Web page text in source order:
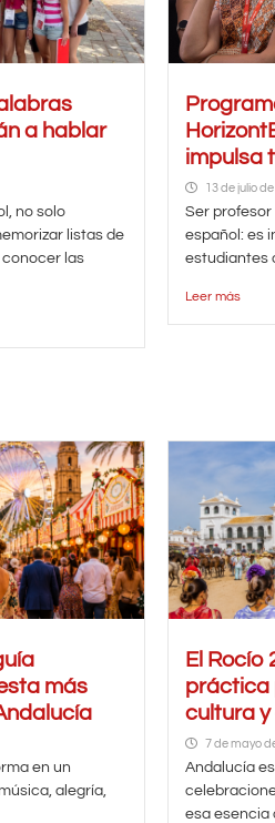
a hablar
no solo
listas de
conocer las
impulsa
13 de julio
Ser
español: es
estudiantes
Leer más
más
en un
alegría,
El Rocío
práctica
cultura
7 de mayo
Andalucía
esa esencia